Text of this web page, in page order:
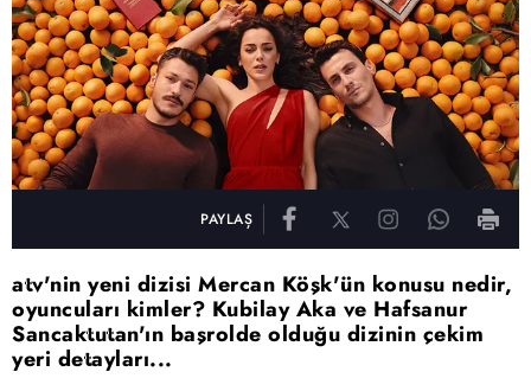
PAYLAŞ
atv'nin yeni dizisi Mercan Köşk'ün konusu nedir,
oyuncuları kimler? Kubilay Aka ve Hafsanur
Sancaktutan'ın başrolde olduğu dizinin çekim
yeri detayları...